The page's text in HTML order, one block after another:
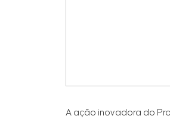
A ação inovadora do